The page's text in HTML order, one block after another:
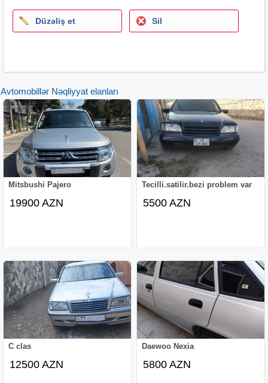
Düzəliş et Sil
Avtomobillər Nəqliyyat elanları
Mitsbushi Pajero
19900 AZN
Tecilli.satilir.bezi problem var
5500 AZN
C clas
12500 AZN
Daewoo Nexia
5800 AZN